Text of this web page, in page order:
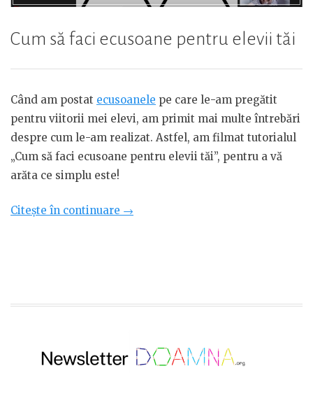
Cum să faci ecusoane pentru elevii tăi
Când am postat ecusoanele pe care le-am pregătit
pentru viitorii mei elevi, am primit mai multe întrebări
despre cum le-am realizat. Astfel, am filmat tutorialul
„Cum să faci ecusoane pentru elevii tăi”, pentru a vă
arăta ce simplu este!
Citește în continuare „Cum
elevii
→